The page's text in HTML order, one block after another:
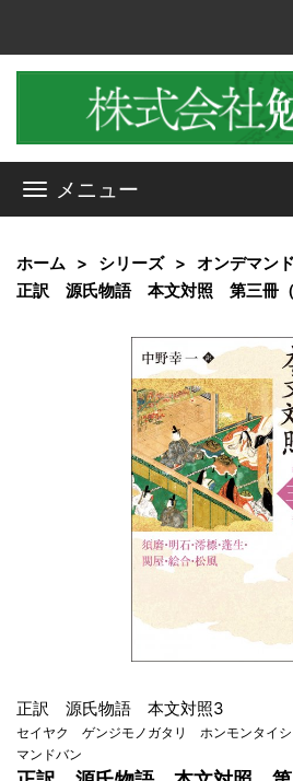
メニュー
ホーム シリーズ
オンデマン
正訳 源氏物語 本文対照 第三冊（
正訳 源氏物語 本文対照3
セイヤク ゲンジモノガタリ ホンモンタイ
マンドバン